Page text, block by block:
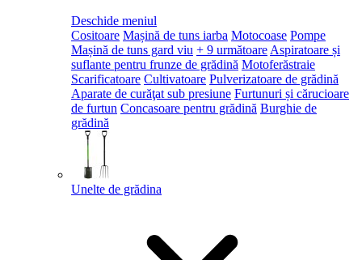
Deschide meniul
Cositoare Mașină de tuns iarba Motocoase Pompe
Mașină de tuns gard viu + 9 următoare Aspiratoare și
suflante pentru frunze de grădină Motoferăstraie
Scarificatoare Cultivatoare Pulverizatoare de grădină
Aparate de curăţat sub presiune Furtunuri și cărucioare
de furtun Concasoare pentru grădină Burghie de
grădină
Unelte de grădina